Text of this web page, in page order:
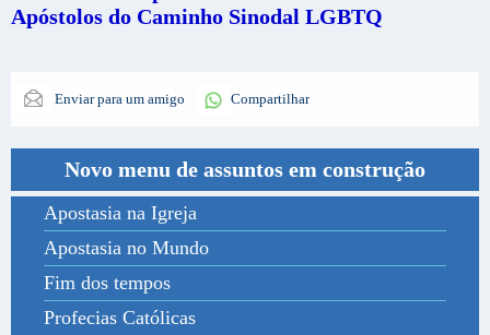
Apóstolos do Caminho Sinodal LGBTQ
Enviar para um amigo Compartilhar
Novo menu de assuntos em construção
Apostasia na Igreja
Apostasia no Mundo
Fim dos tempos
Profecias Católicas